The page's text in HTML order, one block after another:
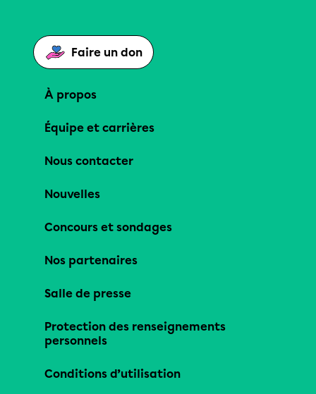
Faire un don
À propos
Équipe et carrières
Nous contacter
Nouvelles
Concours et sondages
Nos partenaires
Salle de presse
Protection des renseignements
personnels
Conditions d’utilisation